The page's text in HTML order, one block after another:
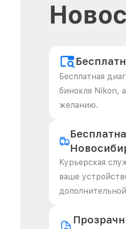
Бесплатная
бинокля Nikon,
желанию.
Курьерская
ваше